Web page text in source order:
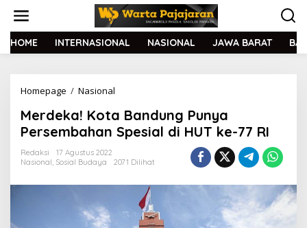
t
HOME INTERNASIONAL NASIONAL JAWA BARAT
Homepage / Nasional
r
d
e
a
Merdeka! Kota Bandung Punya
Persembahan Spesial di HUT ke-77 RI
Redaksi
17 Agustus 2022
Nasional, Sosial Budaya 2071 Dilihat